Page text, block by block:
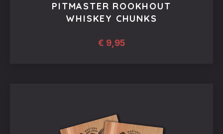
PITMASTER ROOKHOUT
WHISKEY CHUNKS
€ 9,95